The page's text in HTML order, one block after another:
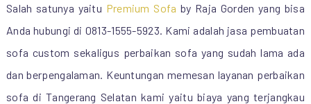
Salah satunya yaitu Premium Sofa by Raja Gorden yang bisa
Anda hubungi di 0813-1555-5923. Kami adalah jasa pembuatan
sofa custom sekaligus perbaikan sofa yang sudah lama ada
dan berpengalaman. Keuntungan memesan layanan perbaikan
sofa di Tangerang Selatan kami yaitu biaya yang terjangkau